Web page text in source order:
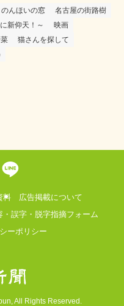
のんほいの窓
名古屋の街路樹
新仰天！～
映画
猫さんを探して
料
広告掲載について
・誤字・脱字指摘フォーム
ーポリシー
All Rights Reserved.